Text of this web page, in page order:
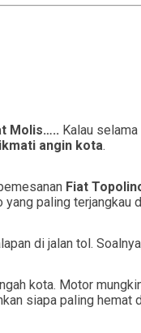
Molis….. Kalau
angin kota.
Fiat
paling terjangkau
di jalan tol.
kota. Motor
siapa paling hemat